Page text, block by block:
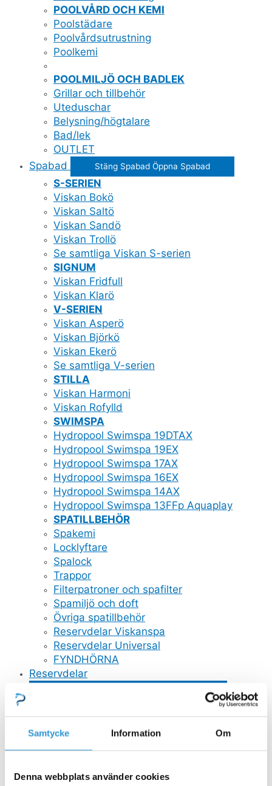
Samtycke Information Om
Denna webbplats använder cookies
POOLVÅRD OCH KEMI
Poolstädare
Poolvårdsutrustning
Poolkemi
POOLMILJÖ OCH BADLEK
Grillar och tillbehör
Uteduschar
Belysning/högtalare
Bad/lek
OUTLET
Spabad
Stäng Spabad Öppna Spabad
S-SERIEN
Viskan Bokö
Viskan Saltö
Viskan Sandö
Viskan Trollö
Se samtliga Viskan S-serien
SIGNUM
Viskan Fridfull
Viskan Klarö
V-SERIEN
Viskan Asperö
Viskan Björkö
Viskan Ekerö
Se samtliga V-serien
STILLA
Viskan Harmoni
Viskan Rofylld
SWIMSPA
Hydropool Swimspa 19DTAX
Hydropool Swimspa 19EX
Hydropool Swimspa 17AX
Hydropool Swimspa 16EX
Hydropool Swimspa 14AX
Hydropool Swimspa 13FFp Aquaplay
SPATILLBEHÖR
Spakemi
Locklyftare
Spalock
Trappor
Filterpatroner och spafilter
Spamiljö och doft
Övriga spatillbehör
Reservdelar Viskanspa
Reservdelar Universal
FYNDHÖRNA
Reservdelar
Poolstädare
Stegar
GULLBERG JANSSON RESERVDELAR